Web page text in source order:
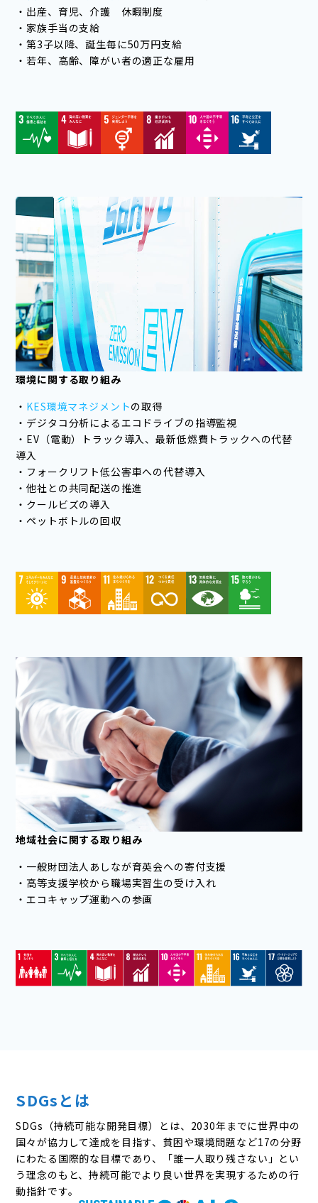
・出産、育児、介護 休暇制度
・家族手当の支給
・第3子以降、誕生毎に50万円支給
・若年、高齢、障がい者の適正な雇用
環境に関する取り組み
・ KES環境マネジメントの取得
・デジタコ分析によるエコドライブの指導監視
・EV（電動）トラック導入、最新低燃費トラックへの代替
導入
・フォークリフト低公害車への代替導入
・他社との共同配送の推進
・クールビズの導入
・ペットボトルの回収
地域社会に関する取り組み
・一般財団法人あしなが育英会への寄付支援
・高等支援学校から職場実習生の受け入れ
・エコキャップ運動への参画
SDGsとは
SDGs（持続可能な開発目標）とは、2030年までに世界中の
国々が協力して達成を目指す、貧困や環境問題など17の分野
にわたる国際的な目標であり、「誰一人取り残さない」とい
う理念のもと、持続可能でより良い世界を実現するための行
動指針です。